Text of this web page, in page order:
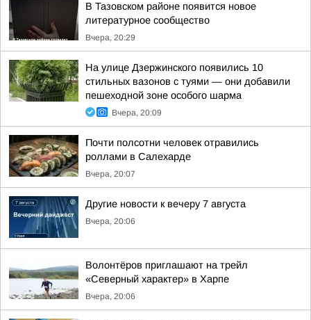
В Тазовском районе появится новое
литературное сообщество
Вчера, 20:29
На улице Дзержинского появились 10
стильных вазонов с туями — они добавили
пешеходной зоне особого шарма
Вчера, 20:09
Почти полсотни человек отравились
роллами в Салехарде
Вчера, 20:07
Другие новости к вечеру 7 августа
Вчера, 20:06
Волонтёров приглашают на трейл
«Северный характер» в Харпе
Вчера, 20:06